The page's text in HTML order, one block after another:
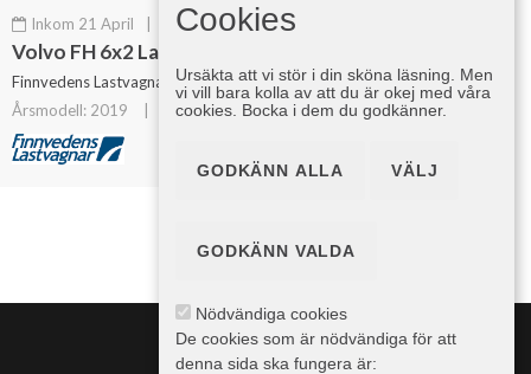
Inkom 21 April Krok/Lastväxlare
Volvo FH 6x2 Lastväxlare
Finnvedens Lastvagnar AB
Årsmodell: 2019
780 000 km
Cookies
Ursäkta att vi stör i din sköna läsning. Men
vi vill bara kolla av att du är okej med våra
cookies. Bocka i dem du godkänner.
GODKÄNN ALLA VÄLJ
GODKÄNN VALDA
Nödvändiga cookies
De cookies som är nödvändiga för att
denna sida ska fungera är: